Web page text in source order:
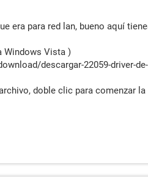
era para red lan, bueno aquí
Windows Vista )
descargar-22059-driver-
doble clic para comenzar